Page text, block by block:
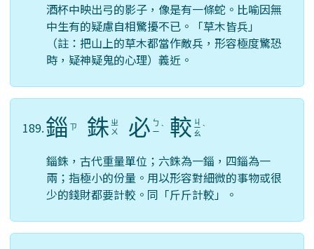
酒杯中映出弓的影子，像是有一條蛇。比喻因無
中生有的疑慮自相驚擾不已。「草木皆兵」
（註：把山上的草木都當作敵兵，形容極度驚恐
時，疑神疑鬼的心理）義近。
189.錙 ㄗ 銖 ㄓ
ㄨ
必 ㄅ
ㄧ ˋ 較 ㄐ
ㄧ
ㄠ
ˋ
錙銖，古代重量單位；六銖為一錙，四錙為一
兩；指極小的份量。用以形容對細微的事物或很
少的錢財都要計較。同「斤斤計較」。